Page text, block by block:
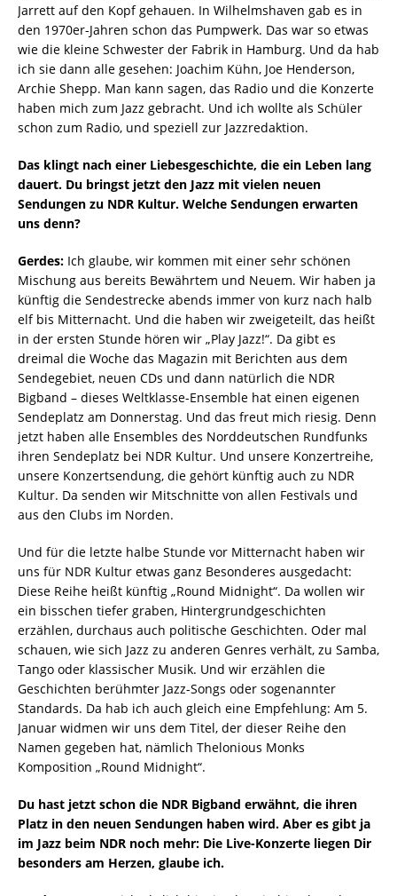
Jarrett auf den Kopf gehauen. In Wilhelmshaven gab es in
den 1970er-Jahren schon das Pumpwerk. Das war so etwas
wie die kleine Schwester der Fabrik in Hamburg. Und da hab
ich sie dann alle gesehen: Joachim Kühn, Joe Henderson,
Archie Shepp. Man kann sagen, das Radio und die Konzerte
haben mich zum Jazz gebracht. Und ich wollte als Schüler
schon zum Radio, und speziell zur Jazzredaktion.
Das klingt nach einer Liebesgeschichte, die ein Leben lang
dauert. Du bringst jetzt den Jazz mit vielen neuen
Sendungen zu NDR Kultur. Welche Sendungen erwarten
uns denn?
Gerdes: Ich glaube, wir kommen mit einer sehr schönen
Mischung aus bereits Bewährtem und Neuem. Wir haben ja
künftig die Sendestrecke abends immer von kurz nach halb
elf bis Mitternacht. Und die haben wir zweigeteilt, das heißt
in der ersten Stunde hören wir „Play Jazz!“. Da gibt es
dreimal die Woche das Magazin mit Berichten aus dem
Sendegebiet, neuen CDs und dann natürlich die NDR
Bigband – dieses Weltklasse-Ensemble hat einen eigenen
Sendeplatz am Donnerstag. Und das freut mich riesig. Denn
jetzt haben alle Ensembles des Norddeutschen Rundfunks
ihren Sendeplatz bei NDR Kultur. Und unsere Konzertreihe,
unsere Konzertsendung, die gehört künftig auch zu NDR
Kultur. Da senden wir Mitschnitte von allen Festivals und
aus den Clubs im Norden.
Und für die letzte halbe Stunde vor Mitternacht haben wir
uns für NDR Kultur etwas ganz Besonderes ausgedacht:
Diese Reihe heißt künftig „Round Midnight“. Da wollen wir
ein bisschen tiefer graben, Hintergrundgeschichten
erzählen, durchaus auch politische Geschichten. Oder mal
schauen, wie sich Jazz zu anderen Genres verhält, zu Samba,
Tango oder klassischer Musik. Und wir erzählen die
Geschichten berühmter Jazz-Songs oder sogenannter
Standards. Da hab ich auch gleich eine Empfehlung: Am 5.
Januar widmen wir uns dem Titel, der dieser Reihe den
Namen gegeben hat, nämlich Thelonious Monks
Komposition „Round Midnight“.
Du hast jetzt schon die NDR Bigband erwähnt, die ihren
Platz in den neuen Sendungen haben wird. Aber es gibt ja
im Jazz beim NDR noch mehr: Die Live-Konzerte liegen Dir
besonders am Herzen, glaube ich.